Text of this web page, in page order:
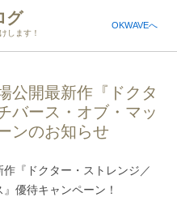
グ
します！
OKWAVEへ
公開最新作『ドクタ
バース・オブ・マッ
ンのお知らせ
『ドクター・ストレンジ／
優待キャンペーン！